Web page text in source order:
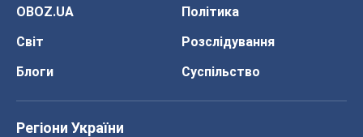
OBOZ.UA
Політика
Світ
Розслідування
Блоги
Суспільство
Регіони України